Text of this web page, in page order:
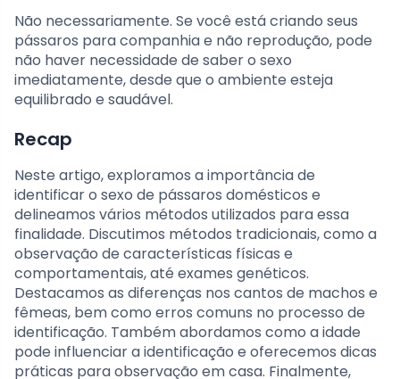
Não necessariamente. Se você está criando seus
pássaros para companhia e não reprodução, pode
não haver necessidade de saber o sexo
imediatamente, desde que o ambiente esteja
equilibrado e saudável.
Recap
Neste artigo, exploramos a importância de
identificar o sexo de pássaros domésticos e
delineamos vários métodos utilizados para essa
finalidade. Discutimos métodos tradicionais, como a
observação de características físicas e
comportamentais, até exames genéticos.
Destacamos as diferenças nos cantos de machos e
fêmeas, bem como erros comuns no processo de
identificação. Também abordamos como a idade
pode influenciar a identificação e oferecemos dicas
práticas para observação em casa. Finalmente,